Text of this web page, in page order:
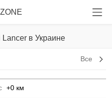
Lancer в Украине
Все
+0 км